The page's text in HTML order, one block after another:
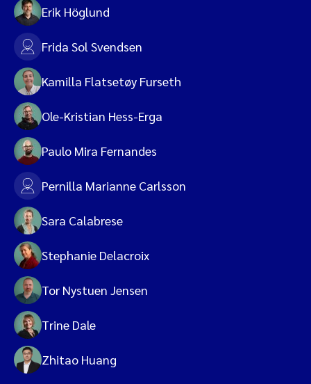
Erik Höglund
Frida Sol Svendsen
Kamilla Flatsetøy Furseth
Ole-Kristian Hess-Erga
Paulo Mira Fernandes
Pernilla Marianne Carlsson
Sara Calabrese
Stephanie Delacroix
Tor Nystuen Jensen
Trine Dale
Zhitao Huang